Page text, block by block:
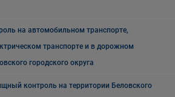
на автомобильном транспорте,
транспорте и в дорожном
городского округа
контроль на территории Беловского